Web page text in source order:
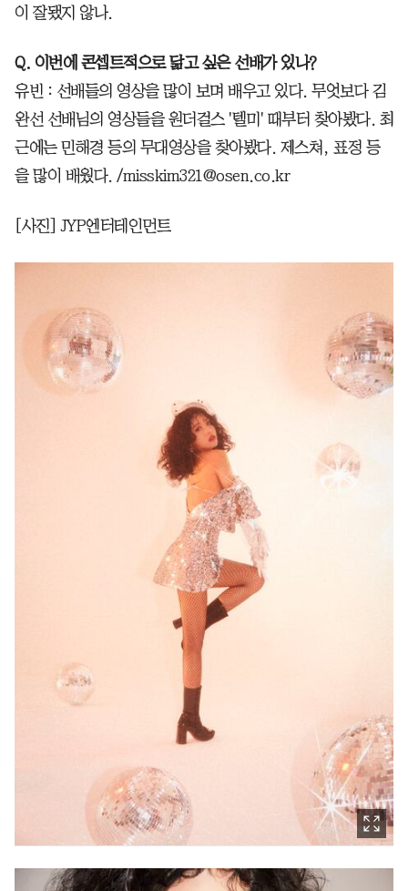
이 잘됐지 않나.
Q. 이번에 콘셉트적으로 닮고 싶은 선배가 있나?
유빈 : 선배들의 영상을 많이 보며 배우고 있다. 무엇보다 김
완선 선배님의 영상들을 원더걸스 '텔미' 때부터 찾아봤다. 최
근에는 민해경 등의 무대영상을 찾아봤다. 제스쳐, 표정 등
을 많이 배웠다. /misskim321@osen.co.kr
[사진] JYP엔터테인먼트